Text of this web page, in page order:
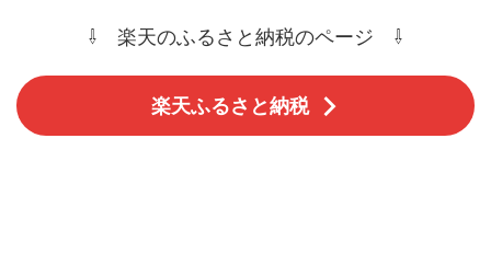
⇩ 楽天のふるさと納税のページ ⇩
楽天ふるさと納税